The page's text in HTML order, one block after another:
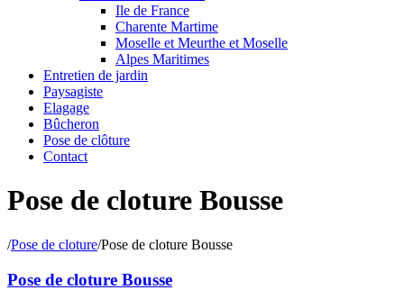
Ile de France
Charente Martime
Moselle et Meurthe et Moselle
Alpes Maritimes
Entretien de jardin
Paysagiste
Elagage
Bûcheron
Pose de clôture
Contact
Pose de cloture Bousse
/Pose de cloture/Pose de cloture Bousse
Pose de cloture Bousse